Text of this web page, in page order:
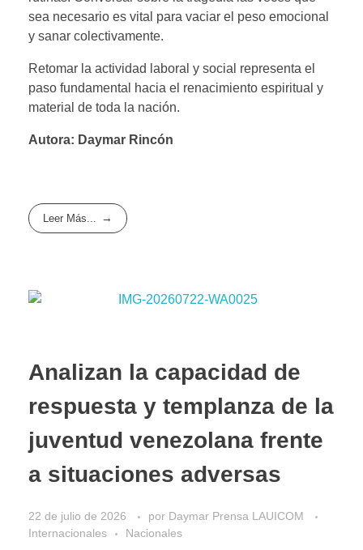
sea necesario es vital para vaciar el peso emocional
y sanar colectivamente.
Retomar la actividad laboral y social representa el
paso fundamental hacia el renacimiento espiritual y
material de toda la nación.
Autora: Daymar Rincón
Leer Más...
Analizan la capacidad de
respuesta y templanza de la
juventud venezolana frente
a situaciones adversas
22 de julio de 2026 por Daymar Prensa LAUICOM
Internacionales
Nacionales